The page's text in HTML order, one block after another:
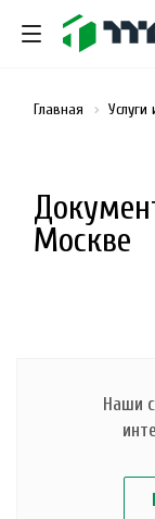
Москве
Главная
Наши